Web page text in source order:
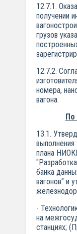
12.7.1.
получении
грузов
12.7.2.
номера,
вагона.
По
13.1.
плана
банка
вагонов" и
-
на
станциях;